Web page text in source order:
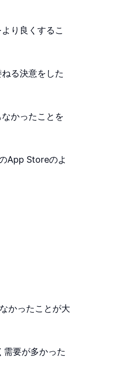
り良くするこ
る決意をした
かったことを
App Storeのよ
かったことが大
要が多かった